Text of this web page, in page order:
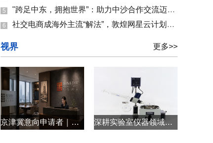
5 "跨足中东，拥抱世界”：助力中沙合作交流迈向新境界
6 社交电商成海外主流“解法”，敦煌网星云计划助力中国商家全球角力
更多>>
视界
京津冀意向申请者｜投资移民资产审核、投资配置、续签永居避坑全方案 深耕实验室仪器领域，上海申生科技以匠心铸就国产精品旋转蒸发器